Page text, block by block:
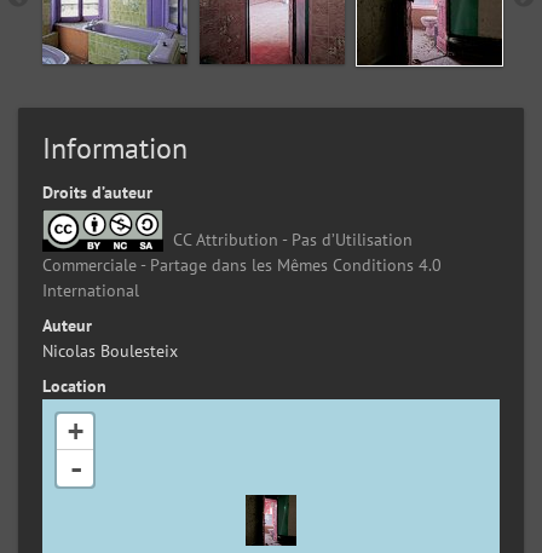
Information
Droits d’auteur
CC Attribution - Pas d’Utilisation
Commerciale - Partage dans les Mêmes Conditions 4.0
International
Auteur
Nicolas Boulesteix
Location
+
-